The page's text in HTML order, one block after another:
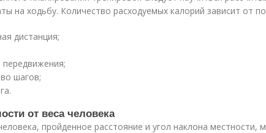
на ходьбу. Количество расходуемых калорий зависит от
дистанция;
передвижения;
шагов;
от веса человека
пройденное расстояние и угол наклона местности,